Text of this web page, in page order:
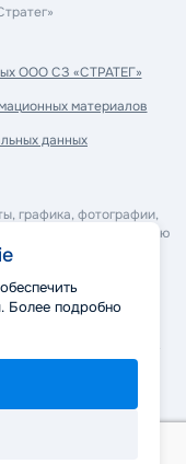
ООО СЗ «СТРАТЕГ»
материалов
данных
графика, фотографии,
собственностью
РФ.
материалов
может повлечь
законодательством.
меры для
правоохранительные
Более подробно